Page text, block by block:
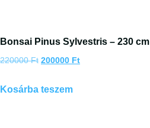
Bonsai Pinus Sylvestris – 230 cm
220000Ft 200000 Ft
Kosárba teszem